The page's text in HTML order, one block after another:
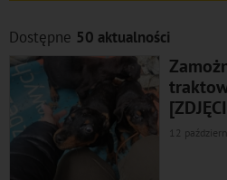
Dostępne 50 aktualności
12